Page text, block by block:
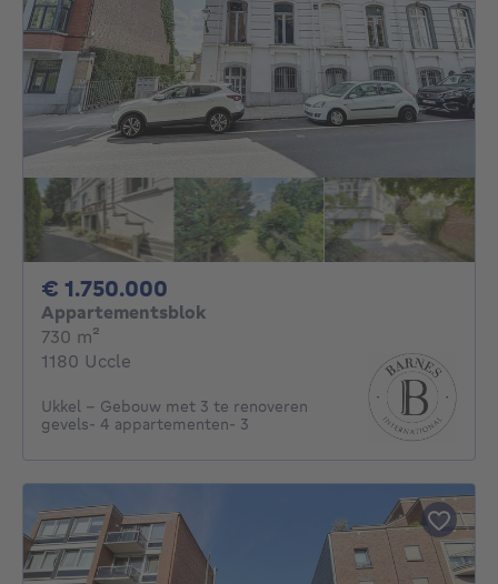
€ 1.750.000
Appartementsblok
730 m²
1180 Uccle
Ukkel - Gebouw met 3 te renoveren
gevels- 4 appartementen- 3